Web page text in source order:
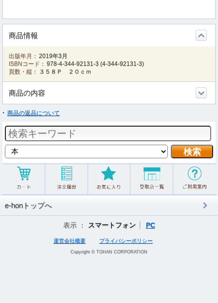
商品情報
出版年月： 2019年3月
ISBNコード： 978-4-344-92131-3 (4-344-92131-3)
頁数・縦：
３５８Ｐ ２０ｃｍ
商品の内容
商品の返品について
e-honトップへ
表示 ： スマートフォン PC
運営会社概要 プライバシーポリシー
Copyright © TOHAN CORPORATION